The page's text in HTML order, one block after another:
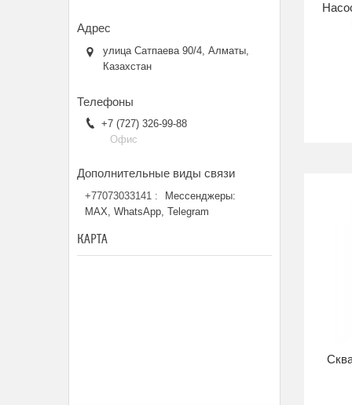
улица Сатпаева 90/4, Алматы,
Казахстан
+7 (727) 326-99-88
Офис
+77073033141
Мессенджеры:
MAX, WhatsApp, Telegram
КАРТА